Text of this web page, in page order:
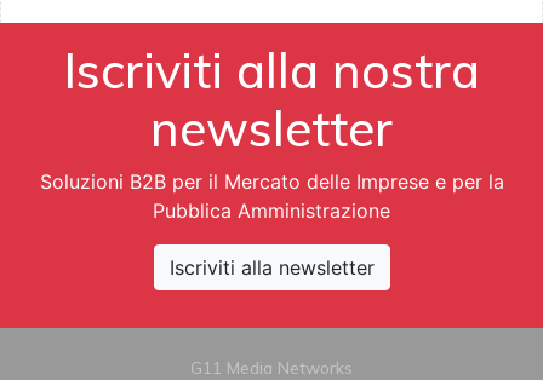
Iscriviti alla nostra
newsletter
Soluzioni B2B per il Mercato delle Imprese e per la
Pubblica Amministrazione
Iscriviti alla newsletter
G11 Media Networks